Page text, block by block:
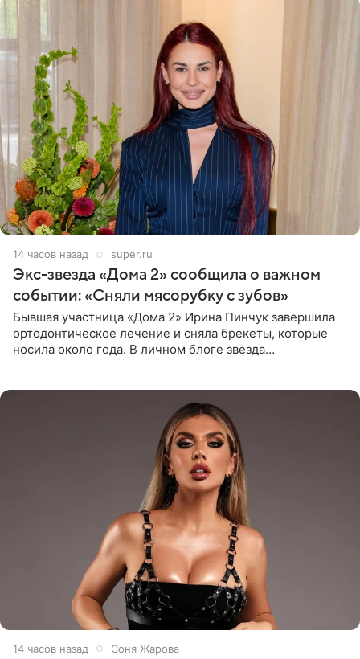
14 часов назад super.ru
Экс-звезда «Дома 2» сообщила о важном
событии: «Сняли мясорубку с зубов»
Бывшая участница «Дома 2» Ирина Пинчук завершила
ортодонтическое лечение и сняла брекеты, которые
носила около года. В личном блоге звезда
14 часов назад Соня Жарова